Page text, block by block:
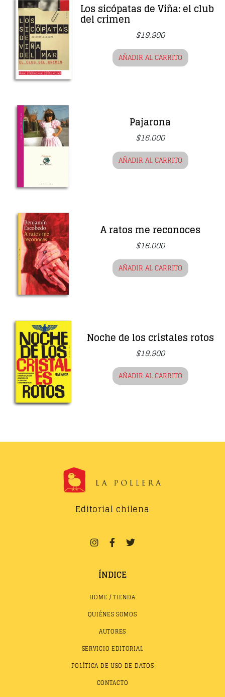
Los sicópatas de Viña: el club
del crimen
$19.900
AÑADIR AL CARRITO
Pajarona
$16.000
AÑADIR AL CARRITO
A ratos me reconoces
$16.000
AÑADIR AL CARRITO
Noche de los cristales rotos
$19.900
AÑADIR AL CARRITO
Editorial chilena
ÍNDICE
HOME / TIENDA
QUIÉNES SOMOS
AUTORES
SERVICIO EDITORIAL
POLÍTICA DE USO DE DATOS
CONTACTO